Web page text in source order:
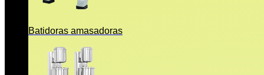
Batidoras amasadoras